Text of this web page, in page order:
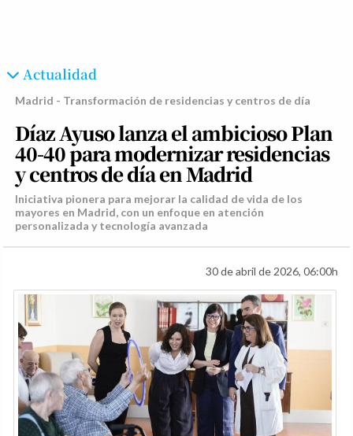
Actualidad
Madrid - Transformación de residencias y centros de día
Díaz Ayuso lanza el ambicioso Plan
40-40 para modernizar residencias
y centros de día en Madrid
Iniciativa pionera para mejorar la calidad de vida de los
mayores en Madrid, con un enfoque en atención
personalizada y tecnología avanzada
30 de abril de 2026, 06:00h